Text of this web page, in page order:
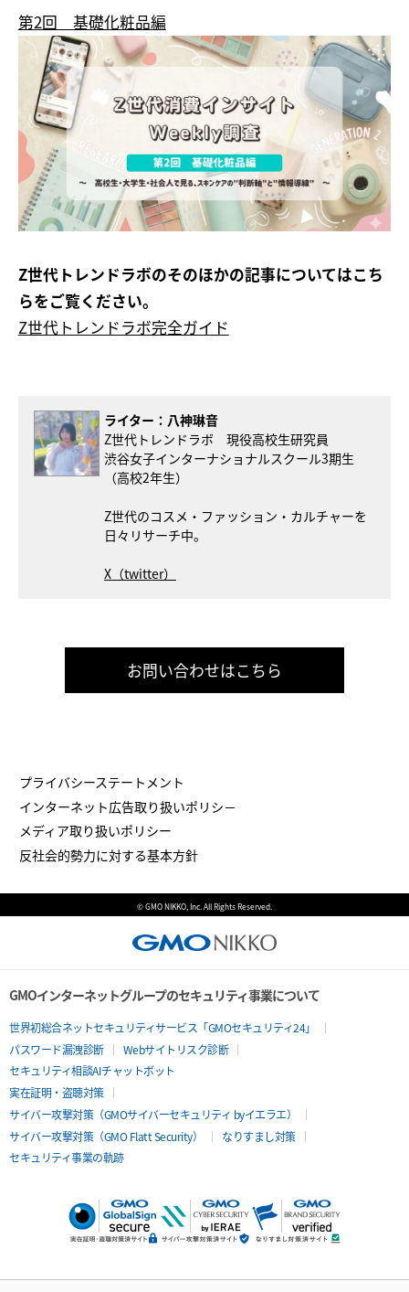
第2回 基礎化粧品編
Z世代トレンドラボのそのほかの記事についてはこち
らをご覧ください。
Z世代トレンドラボ完全ガイド
ライター： 八神琳音
Z世代トレンドラボ 現役高校生研究員
渋谷女子インターナショナルスクール3期生
（高校2年生）
Z世代のコスメ・ファッション・カルチャーを
日々リサーチ中。
X（twitter）
お問い合わせはこちら
プライバシーステートメント
インターネット広告取り扱いポリシ－
メディア取り扱いポリシー
反社会的勢力に対する基本方針
© GMO NIKKO, Inc. All Rights Reserved.
GMOインターネットグループのセキュリティ事業について
世界初総合ネットセキュリティサービス「GMOセキュリティ24」
パスワード漏洩診断
Webサイトリスク診断
セキュリティ相談AIチャットボット
実在証明・盗聴対策
サイバー攻撃対策（GMOサイバーセキュリティ byイエラエ）
サイバー攻撃対策（GMO Flatt Security）
なりすまし対策
セキュリティ事業の軌跡